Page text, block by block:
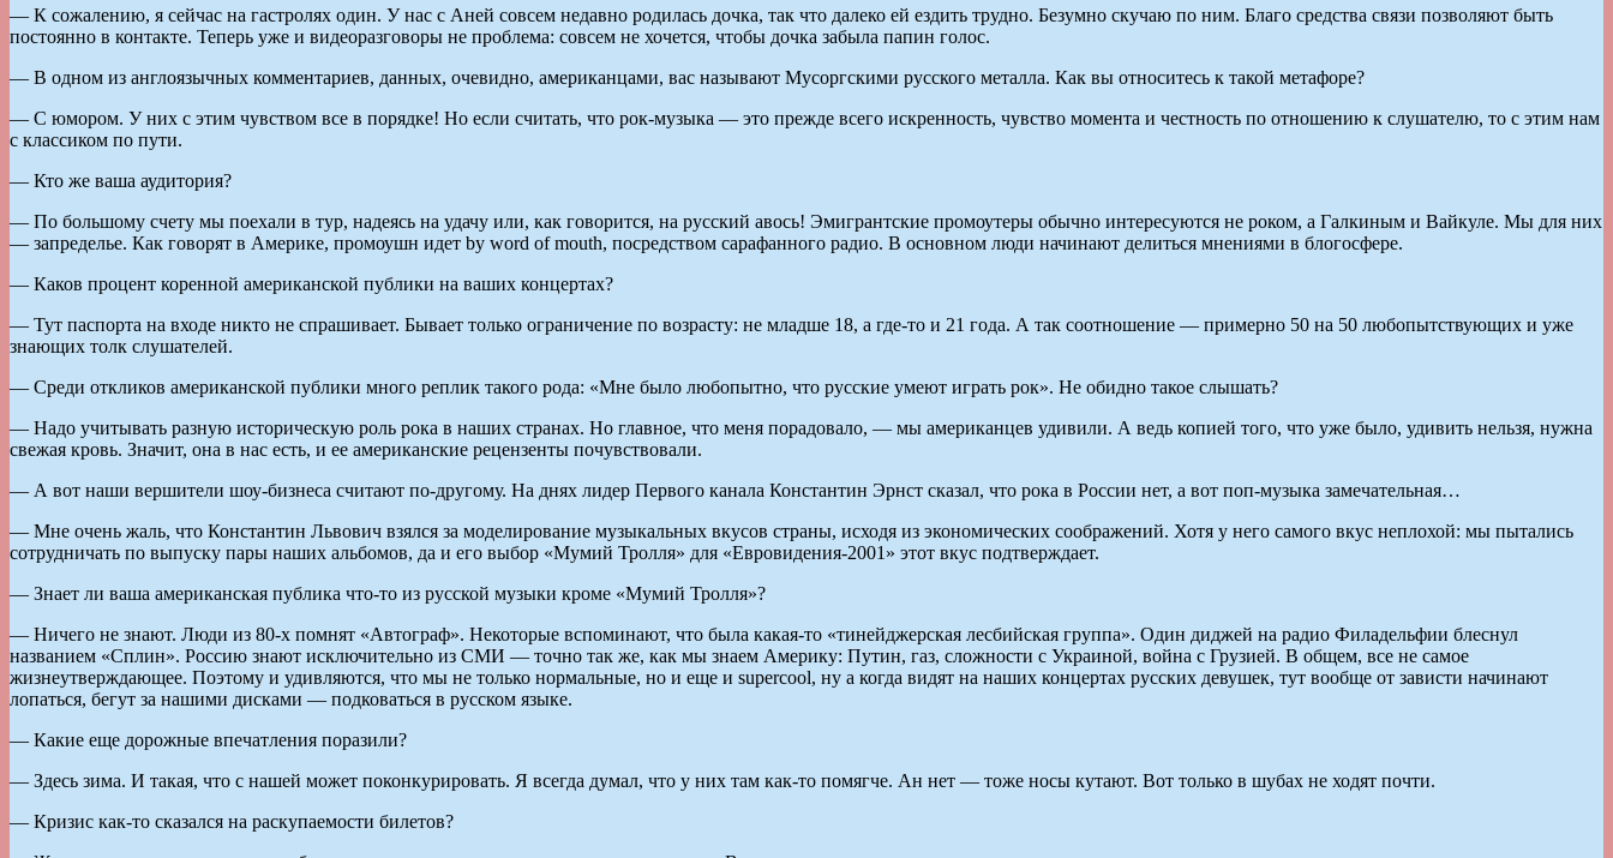
— К сожалению, я сейчас на гастролях один. У нас с Аней совсем недавно родилась дочка, так что далеко ей ездить трудно. Безумно скучаю по ним. Благо средства связи позволяют быть
постоянно в контакте. Теперь уже и видеоразговоры не проблема: совсем не хочется, чтобы дочка забыла папин голос.
— В одном из англоязычных комментариев, данных, очевидно, американцами, вас называют Мусоргскими русского металла. Как вы относитесь к такой метафоре?
— C юмором. У них с этим чувством все в порядке! Но если считать, что рок-музыка — это прежде всего искренность, чувство момента и честность по отношению к слушателю, то с этим нам
с классиком по пути.
— Кто же ваша аудитория?
— По большому счету мы поехали в тур, надеясь на удачу или, как говорится, на русский авось! Эмигрантские промоутеры обычно интересуются не роком, а Галкиным и Вайкуле. Мы для них
— запределье. Как говорят в Америке, промоушн идет by word of mouth, посредством сарафанного радио. В основном люди начинают делиться мнениями в блогосфере.
— Каков процент коренной американской публики на ваших концертах?
— Тут паспорта на входе никто не спрашивает. Бывает только ограничение по возрасту: не младше 18, а где-то и 21 года. А так соотношение — примерно 50 на 50 любопытствующих и уже
знающих толк слушателей.
— Среди откликов американской публики много реплик такого рода: «Мне было любопытно, что русские умеют играть рок». Не обидно такое слышать?
— Надо учитывать разную историческую роль рока в наших странах. Но главное, что меня порадовало, — мы американцев удивили. А ведь копией того, что уже было, удивить нельзя, нужна
свежая кровь. Значит, она в нас есть, и ее американские рецензенты почувствовали.
— А вот наши вершители шоу-бизнеса считают по-другому. На днях лидер Первого канала Константин Эрнст сказал, что рока в России нет, а вот поп-музыка замечательная…
— Мне очень жаль, что Константин Львович взялся за моделирование музыкальных вкусов страны, исходя из экономических соображений. Хотя у него самого вкус неплохой: мы пытались
сотрудничать по выпуску пары наших альбомов, да и его выбор «Мумий Тролля» для «Евровидения-2001» этот вкус подтверждает.
— Знает ли ваша американская публика что-то из русской музыки кроме «Мумий Тролля»?
— Ничего не знают. Люди из 80-х помнят «Автограф». Некоторые вспоминают, что была какая-то «тинейджерская лесбийская группа». Один диджей на радио Филадельфии блеснул
названием «Сплин». Россию знают исключительно из СМИ — точно так же, как мы знаем Америку: Путин, газ, сложности с Украиной, война с Грузией. В общем, все не самое
жизнеутверждающее. Поэтому и удивляются, что мы не только нормальные, но и еще и supercool, ну а когда видят на наших концертах русских девушек, тут вообще от зависти начинают
лопаться, бегут за нашими дисками — подковаться в русском языке.
— Какие еще дорожные впечатления поразили?
— Здесь зима. И такая, что с нашей может поконкурировать. Я всегда думал, что у них там как-то помягче. Ан нет — тоже носы кутают. Вот только в шубах не ходят почти.
— Кризис как-то сказался на раскупаемости билетов?